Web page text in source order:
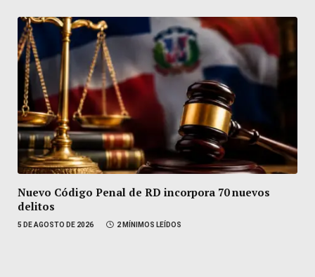
Nuevo Código Penal de RD incorpora 70 nuevos
delitos
5 DE AGOSTO DE 2026 2 MÍNIMOS LEÍDOS